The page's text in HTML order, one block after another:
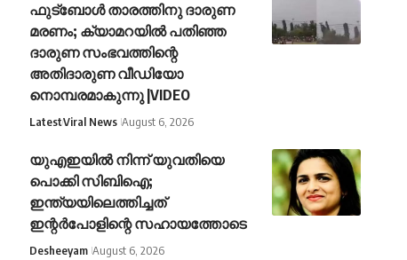
ഫുട്‌ബോൾ താരത്തിനു ദാരുണ
മരണം; ക്യാമറയിൽ പതിഞ്ഞ
ദാരുണ സംഭവത്തിന്റെ
അതിദാരുണ വീഡിയോ
നൊമ്പരമാകുന്നു |VIDEO
LatestViral News August 6, 2026
യുഎഇയിൽ നിന്ന് യുവതിയെ
പൊക്കി സിബിഐ;
ഇന്ത്യയിലെത്തിച്ചത്
ഇന്റർപോളിന്റെ സഹായത്തോടെ
Desheeyam August 6, 2026